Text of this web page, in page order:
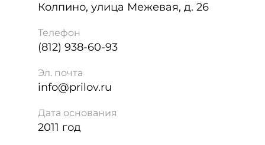
Колпино, улица Межевая, д. 26
Телефон
(812) 938-60-93
Эл. почта
info@prilov.ru
Дата основания
2011 год